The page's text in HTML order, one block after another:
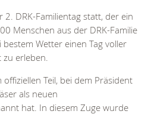
DRK-Familientag statt, der ein
Menschen aus der DRK-Familie
Wetter einen Tag voller
erleben.
Teil, bei dem Präsident
als neuen
hat. In diesem Zuge wurde